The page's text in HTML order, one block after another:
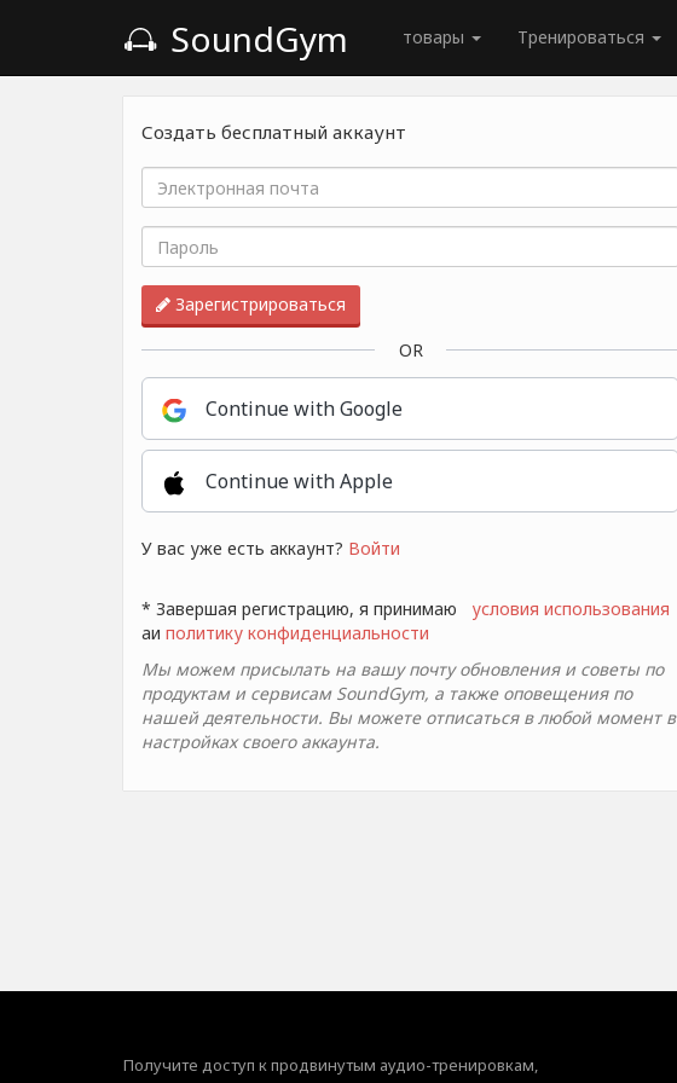
SoundGym товары Тренироваться
Создать бесплатный аккаунт
Зарегистрироваться
OR
Continue with Google
Continue with Apple
У вас уже есть аккаунт? Войти
* Завершая регистрацию, я принимаю условия использования
aи политику конфиденциальности
Мы можем присылать на вашу почту обновления и советы по
продуктам и сервисам SoundGym, а также оповещения по
нашей деятельности. Вы можете отписаться в любой момент в
настройках своего аккаунта.
Получите доступ к продвинутым аудио-тренировкам,